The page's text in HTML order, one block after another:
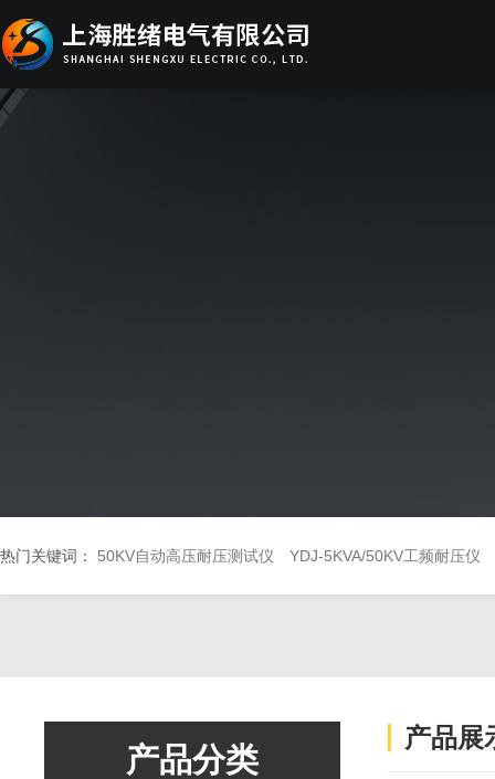
热门关键词： 50KV自动高压耐压测试仪 YDJ-5KVA/50KV工频耐压仪
产品分类
产品展